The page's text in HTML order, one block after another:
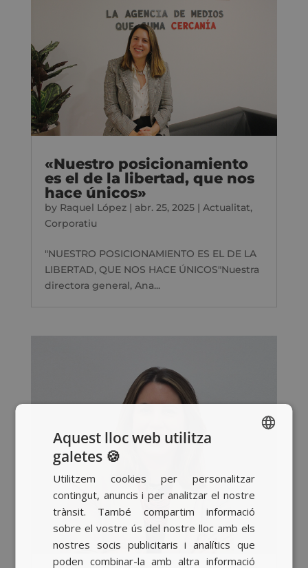
«Nuestro posicionamiento
es el de la libertad, que nos
hace únicos»
by Raquel López| abr. 25, 2025| Actualitat,
Corporatiu
"NUESTRO POSICIONAMIENTO ES EL DE LA
LIBERTAD, QUE NOS HACE ÚNICOS"Nuestra
directora general, Ana...
BASQUE
ENGLISH
Aquest lloc web utilitza
galetes 🍪
Utilitzem cookies per personalitzar
contingut, anuncis i per analitzar el nostre
trànsit. També compartim informació
sobre el vostre ús del nostre lloc amb els
nostres socis publicitaris i analítics que
poden combinar-la amb altra informació